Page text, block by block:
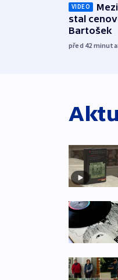
VIDEO
stal
Bartošek
před 42